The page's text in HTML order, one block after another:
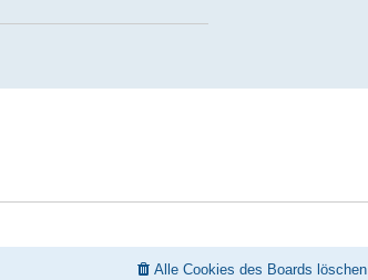
Alle Cookies des Boards löschen